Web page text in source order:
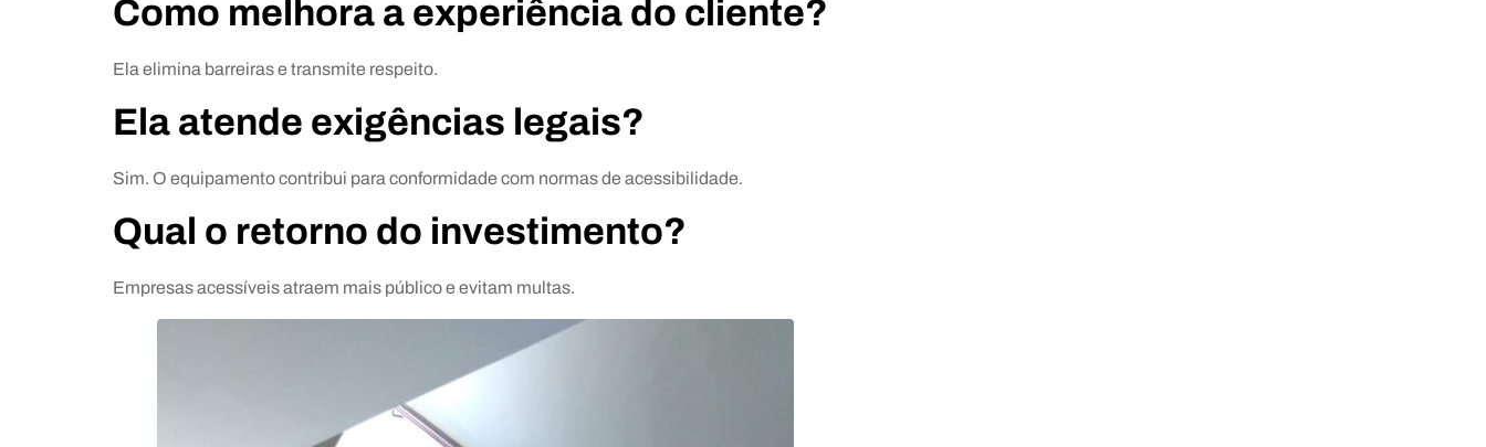
Como melhora a experiência do cliente?
Ela elimina barreiras e transmite respeito.
Ela atende exigências legais?
Sim. O equipamento contribui para conformidade com normas de acessibilidade.
Qual o retorno do investimento?
Empresas acessíveis atraem mais público e evitam multas.